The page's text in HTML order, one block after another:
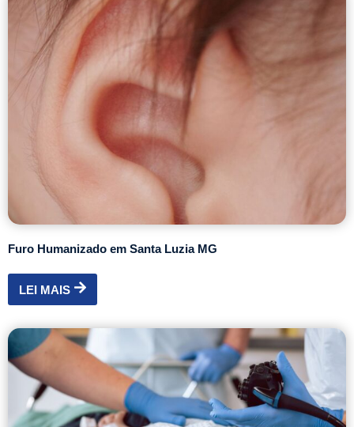
Furo Humanizado em Santa Luzia MG
LEI MAIS